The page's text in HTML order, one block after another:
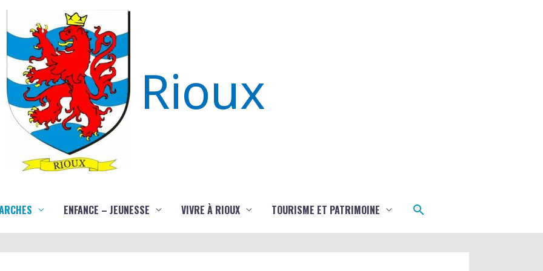
Rioux
ENFANCE – JEUNESSE VIVRE À RIOUX TOURISME ET PATRIMOINE Rechercher